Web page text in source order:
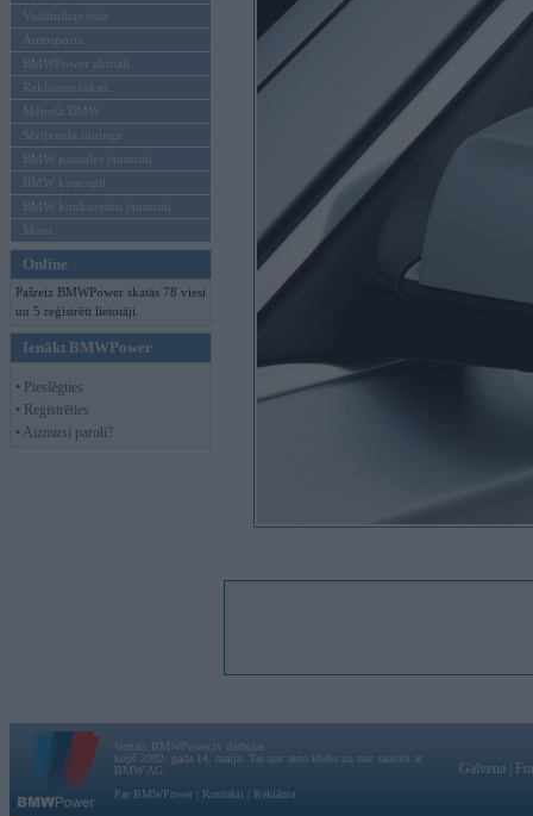
Vadāmības tests
Autosports
BMWPower aktuāli
Reklāmas raksti
Mēneša BMW
Sērijveida tūnings
BMW pasaules jaunumi
BMW koncepti
BMW konkurentu jaunumi
Moto
Online
Pašreiz BMWPower skatās 78 viesi
un 5 reģistrēti lietotāji.
Ienākt BMWPower
• Pieslēgties
• Reģistrēties
• Aizmirsi paroli?
Vortāls BMWPower.lv darbojas
kopš 2002. gada 14. maija. Tas nav auto klubs un nav saistīts ar
BMW AG.
Par BMWPower
Kontakti Reklāma
Galvena